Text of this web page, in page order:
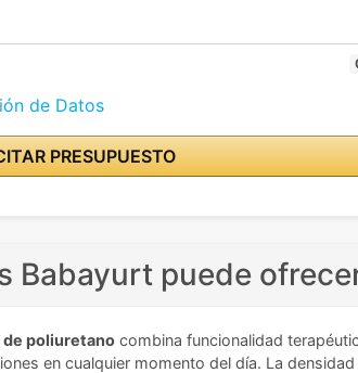
de Datos
PRESUPUESTO
Babayurt puede
de poliuretano combina funcionalidad
en cualquier momento del día. La